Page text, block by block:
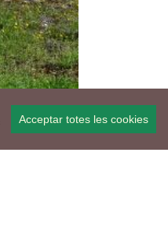
Acceptar totes les cookies